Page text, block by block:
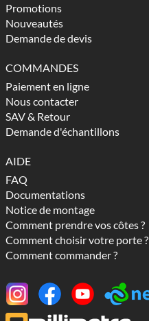
Promotions
Nouveautés
Demande de devis
COMMANDES
Paiement en ligne
Nous contacter
SAV & Retour
Demande d'échantillons
AIDE
FAQ
Documentations
Notice de montage
Comment prendre vos côtes ?
Comment choisir votre porte ?
Comment commander ?